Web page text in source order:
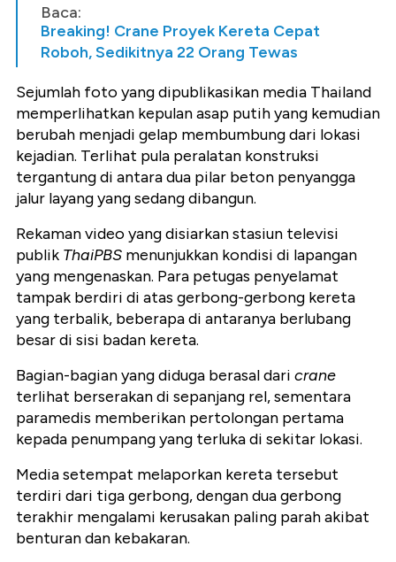
Baca:
Breaking! Crane Proyek Kereta Cepat
Roboh, Sedikitnya 22 Orang Tewas
Sejumlah foto yang dipublikasikan media Thailand
memperlihatkan kepulan asap putih yang kemudian
berubah menjadi gelap membumbung dari lokasi
kejadian. Terlihat pula peralatan konstruksi
tergantung di antara dua pilar beton penyangga
jalur layang yang sedang dibangun.
Rekaman video yang disiarkan stasiun televisi
publik ThaiPBS menunjukkan kondisi di lapangan
yang mengenaskan. Para petugas penyelamat
tampak berdiri di atas gerbong-gerbong kereta
yang terbalik, beberapa di antaranya berlubang
besar di sisi badan kereta.
Bagian-bagian yang diduga berasal dari crane
terlihat berserakan di sepanjang rel, sementara
paramedis memberikan pertolongan pertama
kepada penumpang yang terluka di sekitar lokasi.
Media setempat melaporkan kereta tersebut
terdiri dari tiga gerbong, dengan dua gerbong
terakhir mengalami kerusakan paling parah akibat
benturan dan kebakaran.